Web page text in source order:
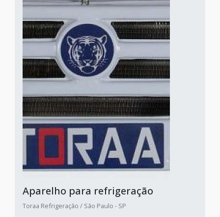
Aparelho para refrigeração
Toraa Refrigeração / São Paulo - SP